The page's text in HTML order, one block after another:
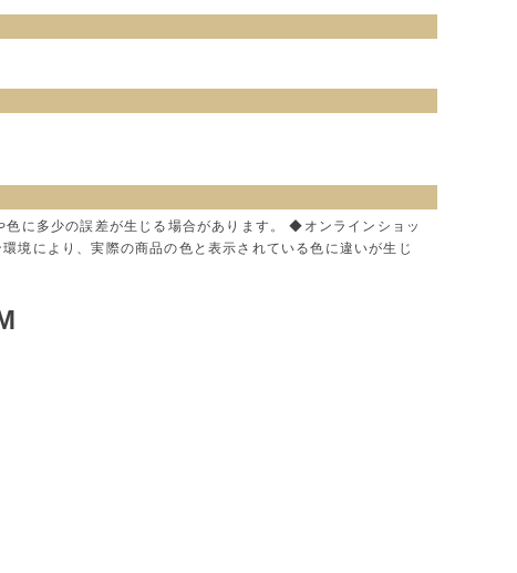
に多少の誤差が生じる場合があります。 ◆オンラインショッ
境により、実際の商品の色と表示されている色に違いが生じ